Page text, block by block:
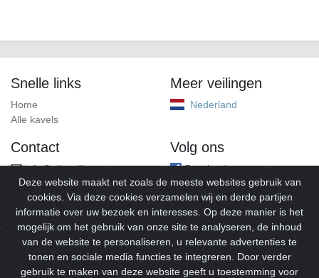
Snelle links
Home
Alle kavels
Meer veilingen
Nederland
Contact
info@alleveilingen.net
Volg ons
Facebook
© 2026Alleveilingen.Alle rechten voorbehouden.
Deze website maakt net zoals de meeste websites gebruik van
cookies. Via deze cookies verzamelen wij en derde partijen
informatie over uw bezoek en interesses. Op deze manier is het
mogelijk om het gebruik van onze site te analyseren, de inhoud
van de website te personaliseren, u relevante advertenties te
tonen en sociale media functies te integreren. Door verder
gebruik te maken van deze website geeft u toestemming voor